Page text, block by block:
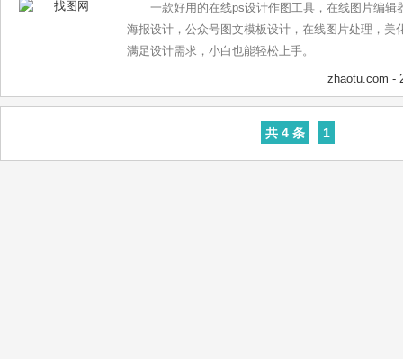
一款好用的在线ps设计作图工具，在线图片编辑
海报设计，公众号图文模板设计，在线图片处理，美
满足设计需求，小白也能轻松上手。
zhaotu.com -
共 4 条 1